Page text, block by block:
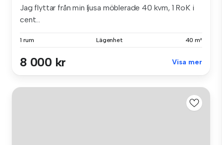
Jag flyttar från min ljusa möblerade 40 kvm, 1 RoK i
cent...
1 rum Lägenhet 40 m²
8 000 kr Visa mer